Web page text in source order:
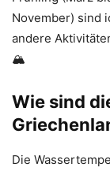
November) sind
andere
🏔️
Wie sind
Die